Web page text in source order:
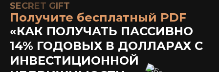
SECRET GIFT
Получите бесплатный PDF
«КАК ПОЛУЧАТЬ ПАССИВНО
14% ГОДОВЫХ В ДОЛЛАРАХ C
ИНВЕСТИЦИОННОЙ